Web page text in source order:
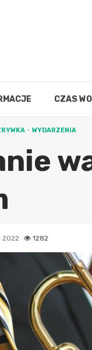
CZAS
WYDARZENIA
2022 1282